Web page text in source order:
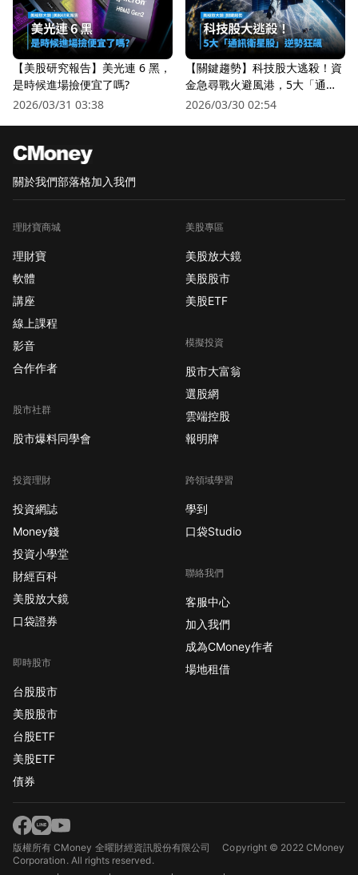
【美股研究報告】美光連 6 黑，
是時候進場撿便宜了嗎?
2026/03/31 03:38
【關鍵趨勢】科技股大逃殺！資
金急尋戰火避風港，5大「通訊
衛星股」逆勢狂飆
2026/03/30 02:54
關於我們部落格加入我們
理財寶商城
理財寶
軟體
講座
線上課程
影音
合作作者
股市社群
股市爆料同學會
投資理財
投資網誌
Money錢
投資小學堂
財經百科
美股放大鏡
口袋證券
即時股市
台股股市
美股股市
台股ETF
美股ETF
債券
美股專區
美股放大鏡
美股股市
美股ETF
模擬投資
股市大富翁
選股網
雲端控股
報明牌
跨領域學習
學到
口袋Studio
聯絡我們
客服中心
加入我們
成為CMoney作者
場地租借
版權所有 CMoney 全曜財經資訊股份有限公司Copyright © 2022 CMoney
Corporation. All rights reserved.